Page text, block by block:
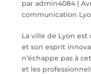
par admin4084|
communication
La ville de Lyon
et son esprit
n’échappe pas à
et les